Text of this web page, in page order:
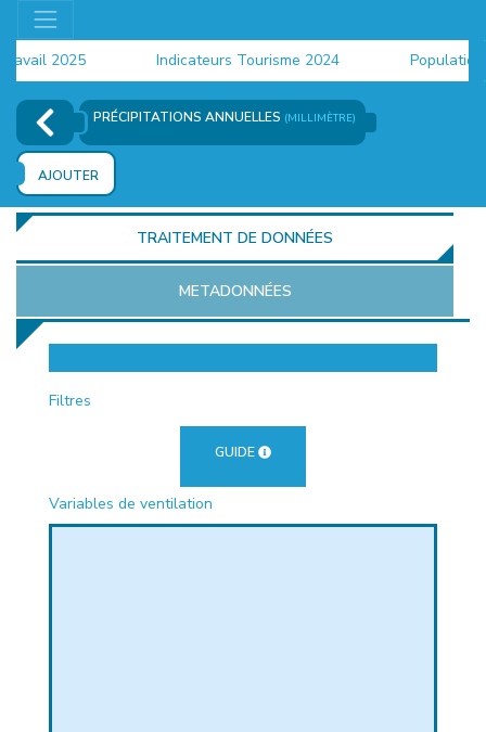
2025 Indicateurs Tourisme 2024 Population
PRÉCIPITATIONS ANNUELLES (MILLIMÈTRE)
AJOUTER
TRAITEMENT DE DONNÉES
METADONNÉES
Filtres
GUIDE
Variables de ventilation